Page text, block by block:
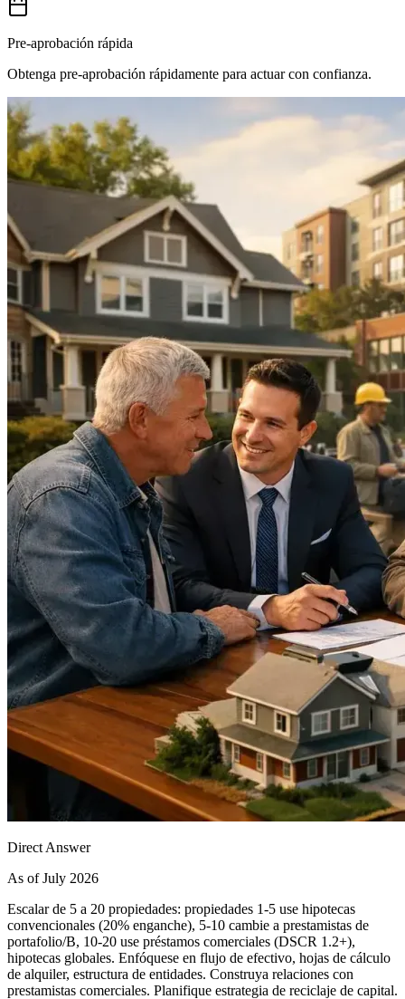
Pre-aprobación rápida
Obtenga pre-aprobación rápidamente para actuar con confianza.
Direct Answer
As of July 2026
Escalar de 5 a 20 propiedades: propiedades 1-5 use hipotecas
convencionales (20% enganche), 5-10 cambie a prestamistas de
portafolio/B, 10-20 use préstamos comerciales (DSCR 1.2+),
hipotecas globales. Enfóquese en flujo de efectivo, hojas de cálculo
de alquiler, estructura de entidades. Construya relaciones con
prestamistas comerciales. Planifique estrategia de reciclaje de capital.